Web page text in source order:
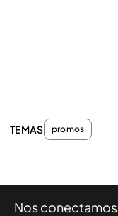
TEMAS promos
Nos conectamos